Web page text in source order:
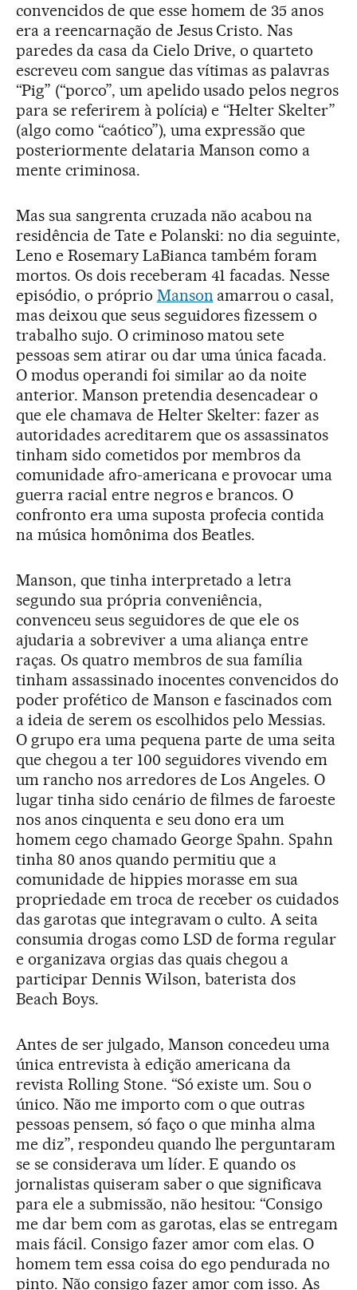
convencidos de que esse homem de 35 anos
era a reencarnação de Jesus Cristo. Nas
paredes da casa da Cielo Drive, o quarteto
escreveu com sangue das vítimas as palavras
“Pig” (“porco”, um apelido usado pelos negros
para se referirem à polícia) e “Helter Skelter”
(algo como “caótico”), uma expressão que
posteriormente delataria Manson como a
mente criminosa.
Mas sua sangrenta cruzada não acabou na
residência de Tate e Polanski: no dia seguinte,
Leno e Rosemary LaBianca também foram
mortos. Os dois receberam 41 facadas. Nesse
episódio, o próprio Manson amarrou o casal,
mas deixou que seus seguidores fizessem o
trabalho sujo. O criminoso matou sete
pessoas sem atirar ou dar uma única facada.
O modus operandi foi similar ao da noite
anterior. Manson pretendia desencadear o
que ele chamava de Helter Skelter: fazer as
autoridades acreditarem que os assassinatos
tinham sido cometidos por membros da
comunidade afro-americana e provocar uma
guerra racial entre negros e brancos. O
confronto era uma suposta profecia contida
na música homônima dos Beatles.
Manson, que tinha interpretado a letra
segundo sua própria conveniência,
convenceu seus seguidores de que ele os
ajudaria a sobreviver a uma aliança entre
raças. Os quatro membros de sua família
tinham assassinado inocentes convencidos do
poder profético de Manson e fascinados com
a ideia de serem os escolhidos pelo Messias.
O grupo era uma pequena parte de uma seita
que chegou a ter 100 seguidores vivendo em
um rancho nos arredores de Los Angeles. O
lugar tinha sido cenário de filmes de faroeste
nos anos cinquenta e seu dono era um
homem cego chamado George Spahn. Spahn
tinha 80 anos quando permitiu que a
comunidade de hippies morasse em sua
propriedade em troca de receber os cuidados
das garotas que integravam o culto. A seita
consumia drogas como LSD de forma regular
e organizava orgias das quais chegou a
participar Dennis Wilson, baterista dos
Beach Boys.
Antes de ser julgado, Manson concedeu uma
única entrevista à edição americana da
revista Rolling Stone. “Só existe um. Sou o
único. Não me importo com o que outras
pessoas pensem, só faço o que minha alma
me diz”, respondeu quando lhe perguntaram
se se considerava um líder. E quando os
jornalistas quiseram saber o que significava
para ele a submissão, não hesitou: “Consigo
me dar bem com as garotas, elas se entregam
mais fácil. Consigo fazer amor com elas. O
homem tem essa coisa do ego pendurada no
pinto. Não consigo fazer amor com isso. As